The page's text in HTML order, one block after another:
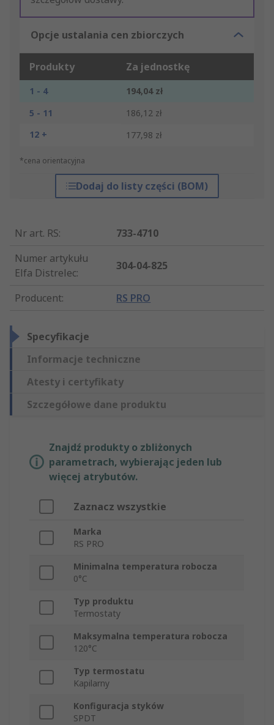
Opcje ustalania cen zbiorczych
Produkty Za jednostkę
1 - 4
194,04 zł
5 - 11
186,12 zł
12 +
177,98 zł
*cena orientacyjna
Dodaj do listy części (BOM)
Nr art. RS:
733-4710
Numer artykułu
Elfa Distrelec:
304-04-825
Producent: RS PRO
Specyfikacje
Informacje techniczne
Atesty i certyfikaty
Szczegółowe dane produktu
Znajdź produkty o zbliżonych
parametrach, wybierając jeden lub
więcej atrybutów.
Zaznacz wszystkie
Marka
RS PRO
Minimalna temperatura robocza
0°C
Typ produktu
Termostaty
Maksymalna temperatura robocza
120°C
Typ termostatu
Kapilarny
Konfiguracja styków
SPDT